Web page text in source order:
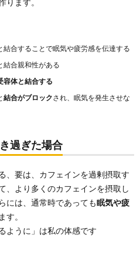
ります。
結合することで眠気や疲労感を伝達する
結合親和性がある
容体と結合する
結合がブロックされ、眠気を発生させな
過ぎた場合
、要は、カフェインを過剰摂取す
、より多くのカフェインを摂取し
には、通常時であっても眠気や疲
す。
ように」は私の体感です